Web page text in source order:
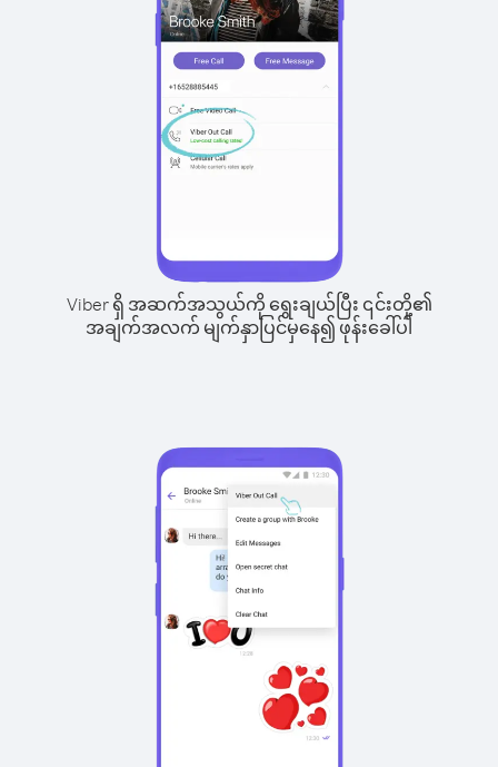
Viber ရှိ အဆက်အသွယ်ကို ရွေးချယ်ပြီး ၎င်းတို့၏
အချက်အလက် မျက်နှာပြင်မှနေ၍ ဖုန်းခေါ်ပါ